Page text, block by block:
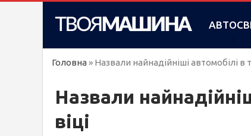
Головна » Назвали найнадійніші автомобілі в
Назвали
віці